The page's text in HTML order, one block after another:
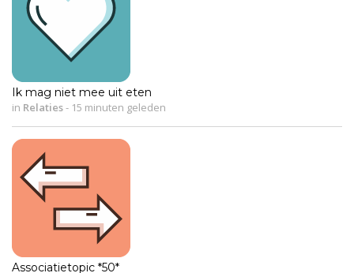
Ik mag niet mee uit eten
in Relaties- 15 minuten geleden
Associatietopic *50*